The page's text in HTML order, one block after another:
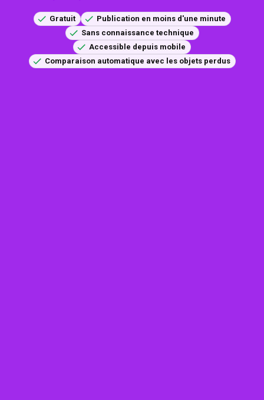
Gratuit
Publication en moins d'une minute
Sans connaissance technique
Accessible depuis mobile
Comparaison automatique avec les objets perdus